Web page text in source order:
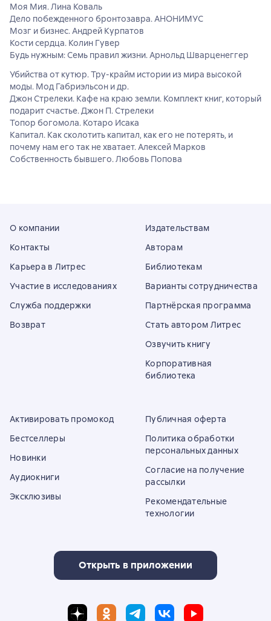
Моя Мия. Лина Коваль
Дело побежденного бронтозавра. АНОНИМУС
Мозг и бизнес. Андрей Курпатов
Кости сердца. Колин Гувер
Будь нужным: Семь правил жизни. Арнольд Шварценеггер
Убийства от кутюр. Тру-крайм истории из мира высокой
моды. Мод Габриэльсон и др.
Джон Стрелеки. Кафе на краю земли. Комплект книг, который
подарит счастье. Джон П. Стрелеки
Топор богомола. Котаро Исака
Капитал. Как сколотить капитал, как его не потерять, и
почему нам его так не хватает. Алексей Марков
Собственность бывшего. Любовь Попова
О компании
Контакты
Карьера в Литрес
Участие в исследованиях
Служба поддержки
Возврат
Издательствам
Авторам
Библиотекам
Варианты сотрудничества
Партнёрская программа
Стать автором Литрес
Озвучить книгу
Корпоративная
библиотека
Активировать промокод
Бестселлеры
Новинки
Аудиокниги
Эксклюзивы
Публичная оферта
Политика обработки
персональных данных
Согласие на получение
рассылки
Рекомендательные
технологии
Открыть в приложении